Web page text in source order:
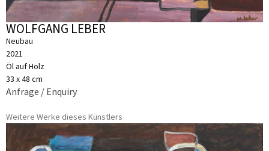
WOLFGANG LEBER
Neubau
2021
Öl auf Holz
33 x 48 cm
Anfrage / Enquiry
Weitere Werke dieses Künstlers